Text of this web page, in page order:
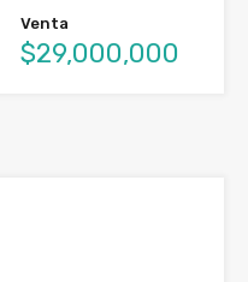
Venta
$29,000,000